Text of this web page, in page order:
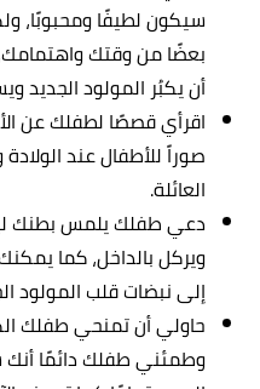
سيكون لطيفًا ومحبوبًا،
بعضًا من وقتك
أن يكبُر المولود
اقرأي قصصًا لطفلك عن
صوراً للأطفال عند
العائلة.
دعي طفلك يلمس بطنك
ويركل بالداخل، كما
إلىنبضات قلب المولود
حاولي أن تمنحي طفلك
وطمئني طفلك دائمًا أنك